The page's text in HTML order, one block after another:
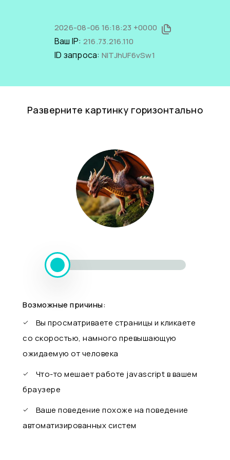
2026-08-06 16:18:23 +0000
Ваш IP: 216.73.216.110
ID запроса: NITJhUF6vSw1
Разверните картинку горизонтально
Возможные причины:
Вы просматриваете страницы и кликаете
со скоростью, намного превышающую
ожидаемую от человека
Что-то мешает работе javascript в вашем
браузере
Ваше поведение похоже на поведение
автоматизированных систем